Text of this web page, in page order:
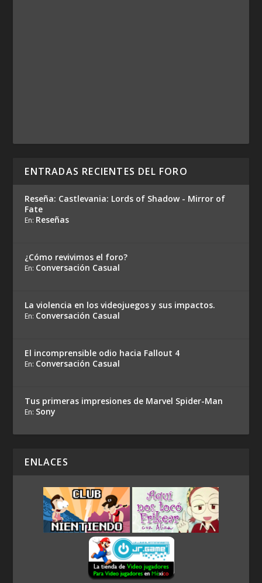
ENTRADAS RECIENTES DEL FORO
Reseña: Castlevania: Lords of Shadow - Mirror of
Fate
En: Reseñas
¿Cómo revivimos el foro?
En: Conversación Casual
La violencia en los videojuegos y sus impactos.
En: Conversación Casual
El incomprensible odio hacia Fallout 4
En: Conversación Casual
Tus primeras impresiones de Marvel Spider-Man
En: Sony
ENLACES